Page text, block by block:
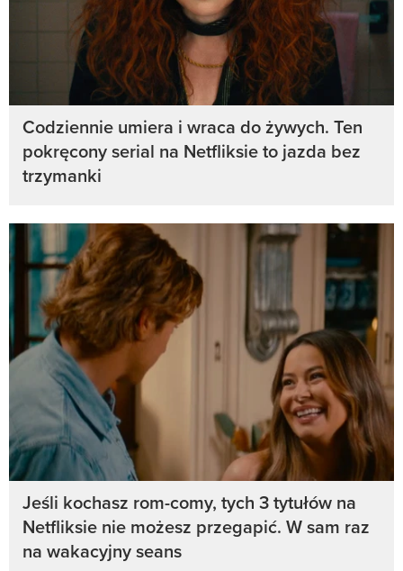
Codziennie umiera i wraca do żywych. Ten
pokręcony serial na Netfliksie to jazda bez
trzymanki
Jeśli kochasz rom-comy, tych 3 tytułów na
Netfliksie nie możesz przegapić. W sam raz
na wakacyjny seans